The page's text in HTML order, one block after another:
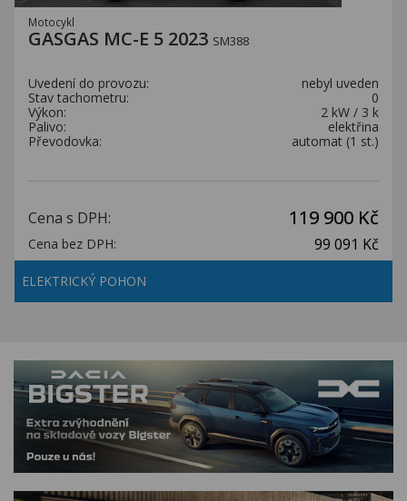
Motocykl
GASGAS MC-E 5 2023 SM388
Uvedení do provozu:
nebyl uveden
Stav tachometru:
0
Výkon:
2 kW / 3 k
Palivo:
elektřina
Převodovka:
automat (1 st.)
Cena s DPH: 119 900 Kč
Cena bez DPH: 99 091 Kč
ELEKTRICKÝ POHON